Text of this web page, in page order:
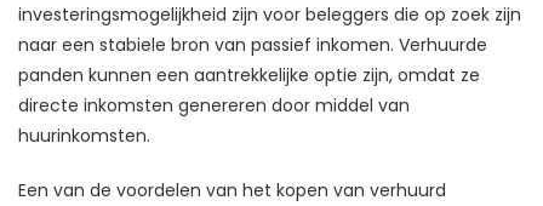
investeringsmogelijkheid zijn voor beleggers die op zoek zijn
naar een stabiele bron van passief inkomen. Verhuurde
panden kunnen een aantrekkelijke optie zijn, omdat ze
directe inkomsten genereren door middel van
huurinkomsten.
Een van de voordelen van het kopen van verhuurd